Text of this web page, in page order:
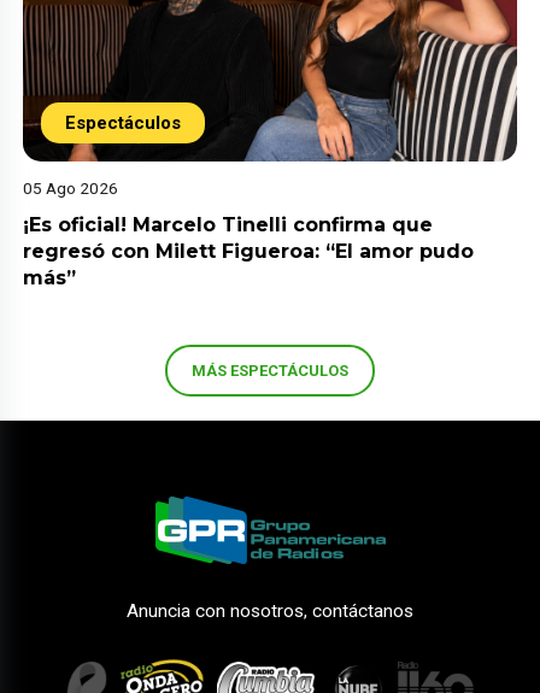
Espectáculos
05 Ago 2026
¡Es oficial! Marcelo Tinelli confirma que
regresó con Milett Figueroa: “El amor pudo
más”
MÁS ESPECTÁCULOS
Anuncia con nosotros, contáctanos